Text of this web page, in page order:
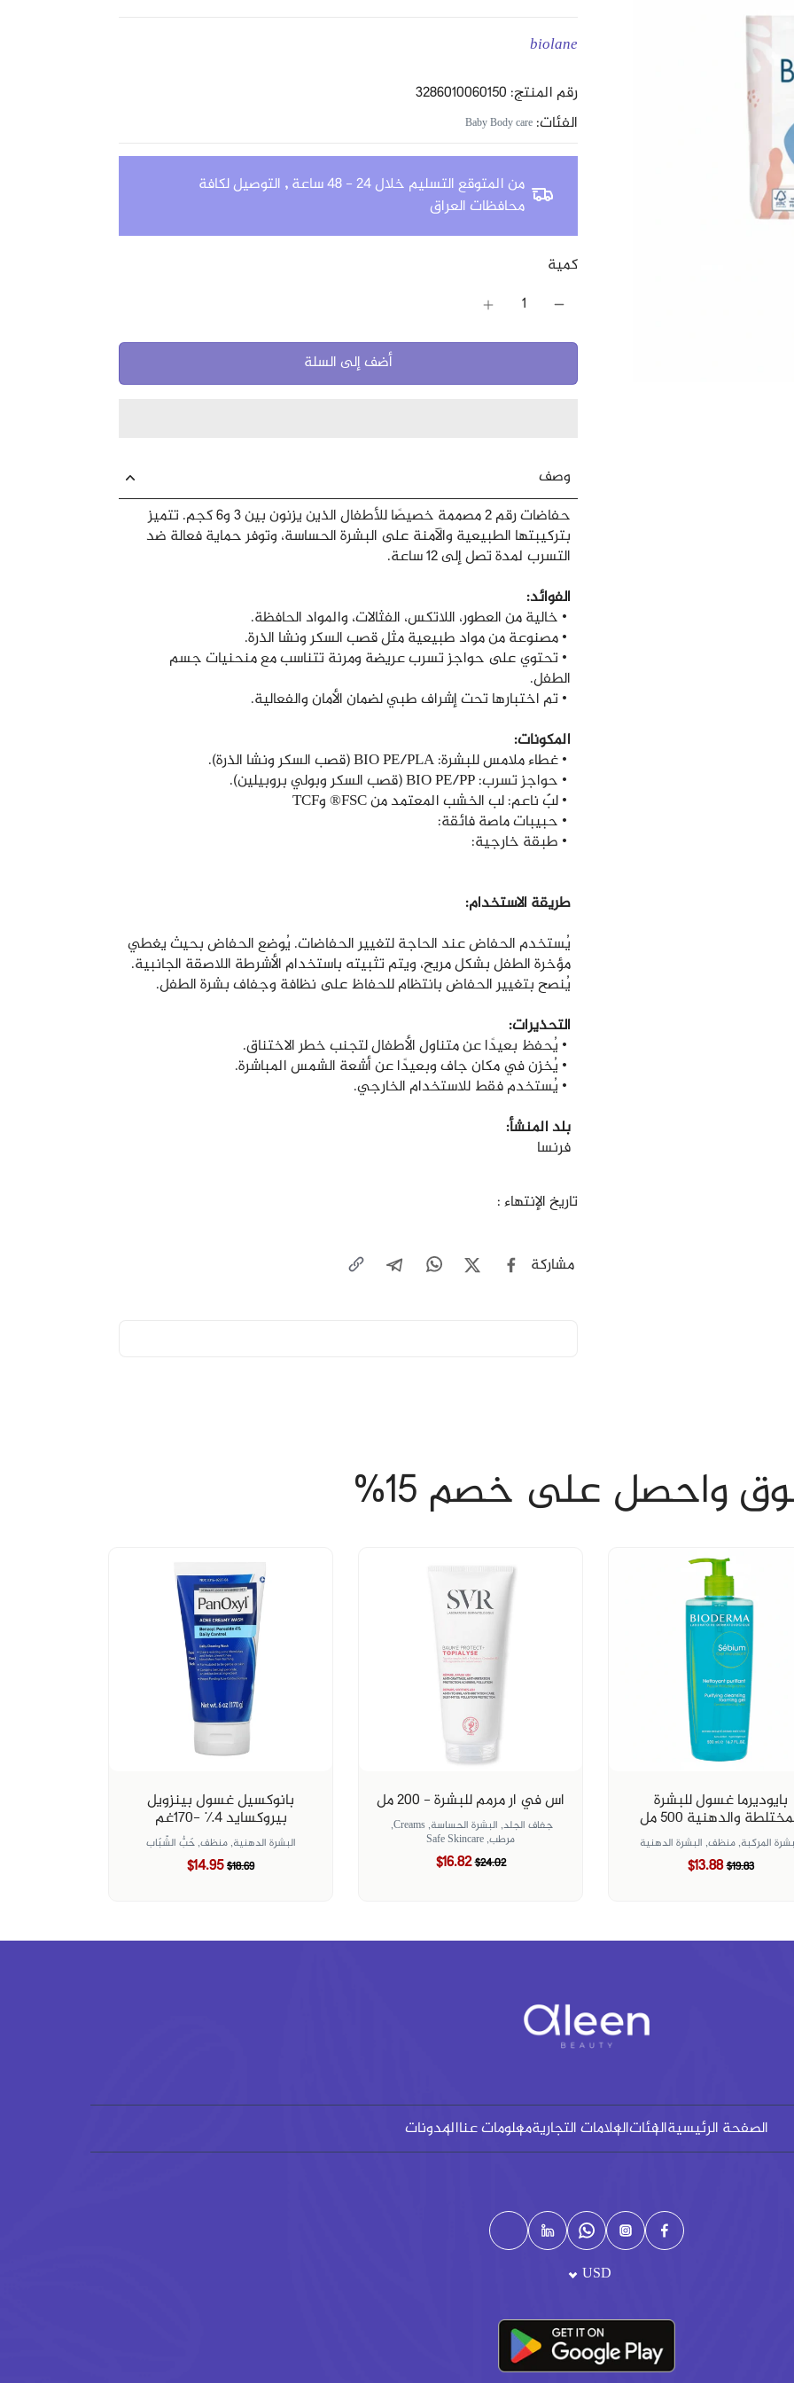
biolane
رقم المنتج: 3286010060150
الفئات: Baby Body care
من المتوقع التسليم خلال 24 - 48 ساعة , التوصيل لكافة
محافظات العراق
كمية
أضف إلى السلة
وصف
حفاضات رقم 2 مصممة خصيصًا للأطفال الذين يزنون بين 3 و6 كجم. تتميز
بتركيبتها الطبيعية والآمنة على البشرة الحساسة، وتوفر حماية فعالة ضد
التسرب لمدة تصل إلى 12 ساعة.
الفوائد:
• خالية من العطور، اللاتكس، الفثالات، والمواد الحافظة.
• مصنوعة من مواد طبيعية مثل قصب السكر ونشا الذرة.
• تحتوي على حواجز تسرب عريضة ومرنة تتناسب مع منحنيات جسم
الطفل.
• تم اختبارها تحت إشراف طبي لضمان الأمان والفعالية.
المكونات:
• غطاء ملامس للبشرة: BIO PE/PLA (قصب السكر ونشا الذرة).
• حواجز تسرب: BIO PE/PP (قصب السكر وبولي بروبيلين).
• لبّ ناعم: لب الخشب المعتمد من FSC® وTCF
• حبيبات ماصة فائقة:
• طبقة خارجية:
طريقة الاستخدام:
يُستخدم الحفاض عند الحاجة لتغيير الحفاضات. يُوضع الحفاض بحيث يغطي
مؤخرة الطفل بشكل مريح، ويتم تثبيته باستخدام الأشرطة اللاصقة الجانبية.
يُنصح بتغيير الحفاض بانتظام للحفاظ على نظافة وجفاف بشرة الطفل.
التحذيرات:
• يُحفظ بعيدًا عن متناول الأطفال لتجنب خطر الاختناق.
• يُخزن في مكان جاف وبعيدًا عن أشعة الشمس المباشرة.
• يُستخدم فقط للاستخدام الخارجي.
بلد المنشأ:
فرنسا
تاريخ الإنتهاء :
مشاركة
واحصل على خصم 15%
بانوكسيل غسول بينزويل
بيروكسايد ٤٪؜ -١٧٠غم
البشرة الدهنية,منظف,حَبُّ الشّبَاب
$18.69
$14.95
اس في ار مرمم للبشرة - 200 مل
جفاف الجلد, البشرة الحساسة,Creams,
مرطب,Safe Skincare
$24.02
$16.82
بايوديرما غسول للبشرة
والدهنية ٥٠٠ مل
المركبة,منظف, البشرة الدهنية
$19.83
$13.88
الصفحة الرئيسيةالفئاتالعلامات التجاريةمعلومات عناالمدونات
USD